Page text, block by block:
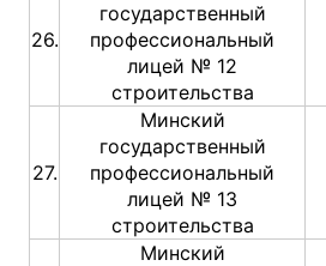
26.
государственный
профессиональный
лицей № 12
строительства
27.
Минский
государственный
профессиональный
лицей № 13
строительства
Минский